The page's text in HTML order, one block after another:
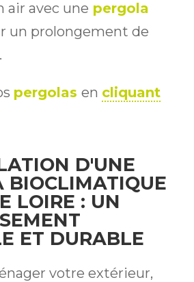
air avec une pergola
un prolongement de
pergolas en cliquant
D'UNE
BIOCLIMATIQUE
LOIRE : UN
ET DURABLE
votre extérieur,